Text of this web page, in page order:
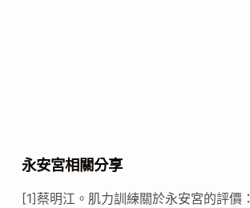
永安宮相關分享
[1]蔡明江。肌力訓練關於永安宮的評價：